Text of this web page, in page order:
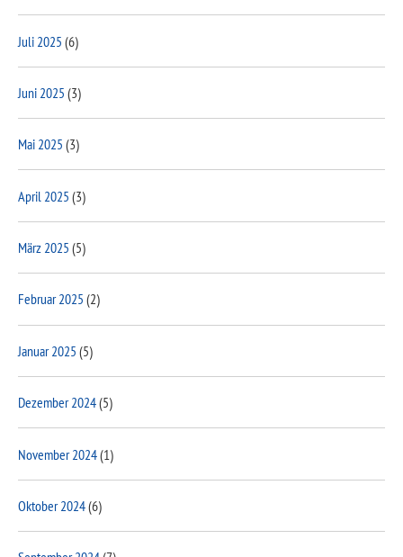
Juli 2025 (6)
Juni 2025 (3)
Mai 2025 (3)
April 2025 (3)
März 2025 (5)
Februar 2025 (2)
Januar 2025 (5)
Dezember 2024(5)
November 2024(1)
Oktober 2024(6)